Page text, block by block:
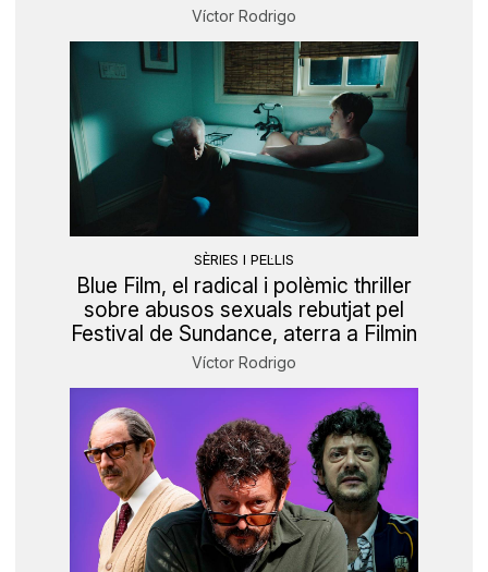
Víctor Rodrigo
SÈRIES I PEL·LIS
Blue Film, el radical i polèmic thriller
sobre abusos sexuals rebutjat pel
Festival de Sundance, aterra a Filmin
Víctor Rodrigo